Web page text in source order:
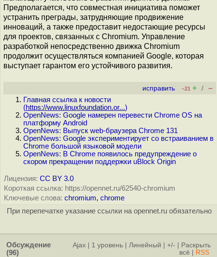
Предполагается, что совместная инициатива поможет
устранить преграды, затрудняющие продвижение
инноваций, а также предоставит недостающие ресурсы
для проектов, связанных с Chromium. Управление
разработкой непосредственно движка Chromium
продолжит осуществляться компанией Google, которая
выступает гарантом его устойчивого развития.
исправить –21 + / –
Главная ссылка к новости
(https://www.linuxfoundation.or...)
OpenNews: Google намерен перевести Chrome OS на
платформу Android
OpenNews: Выпуск web-браузера Chrome 131
OpenNews: Google экспериментирует со встраиванием в
Chrome большой языковой модели
OpenNews: В Chrome появилось предупреждение о
скором прекращении поддержки uBlock Origin
Лицензия: CC BY 3.0
Короткая ссылка: https://opennet.ru/62540-chromium
Ключевые слова: chromium, chrome
При перепечатке указание ссылки на opennet.ru обязательно
Обсуждение
(96)
Ajax 1 уровень Линейный +/-
Раскрыть
всё
RSS